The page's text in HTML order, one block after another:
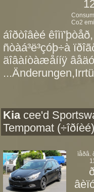
Co2
áîðòîâèé
ñòàá³ë³çóþ÷à
äîâàíòàæåííÿ
Kiacee'd
Tempomat (÷îðíèé)
ïåðâ.